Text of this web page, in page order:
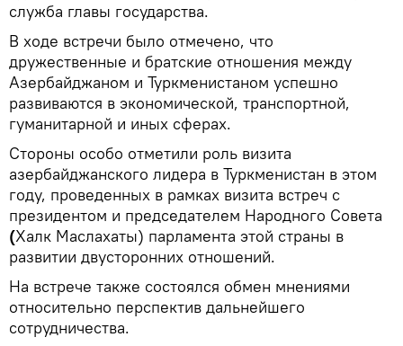
служба главы государства.
В ходе встречи было отмечено, что
дружественные и братские отношения между
Азербайджаном и Туркменистаном успешно
развиваются в экономической, транспортной,
гуманитарной и иных сферах.
Стороны особо отметили роль визита
азербайджанского лидера в Туркменистан в этом
году, проведенных в рамках визита встреч с
президентом и председателем Народного Совета
(Халк Маслахаты) парламента этой страны в
развитии двусторонних отношений.
На встрече также состоялся обмен мнениями
относительно перспектив дальнейшего
сотрудничества.